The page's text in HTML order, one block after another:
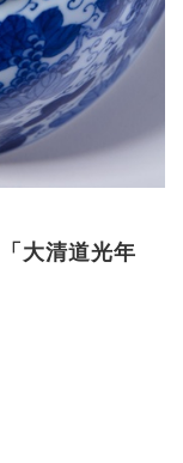
大清道光年